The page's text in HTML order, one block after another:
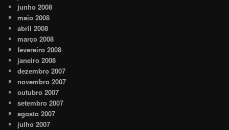
junho 2008
maio 2008
abril 2008
março 2008
fevereiro 2008
janeiro 2008
dezembro 2007
novembro 2007
outubro 2007
setembro 2007
agosto 2007
julho 2007